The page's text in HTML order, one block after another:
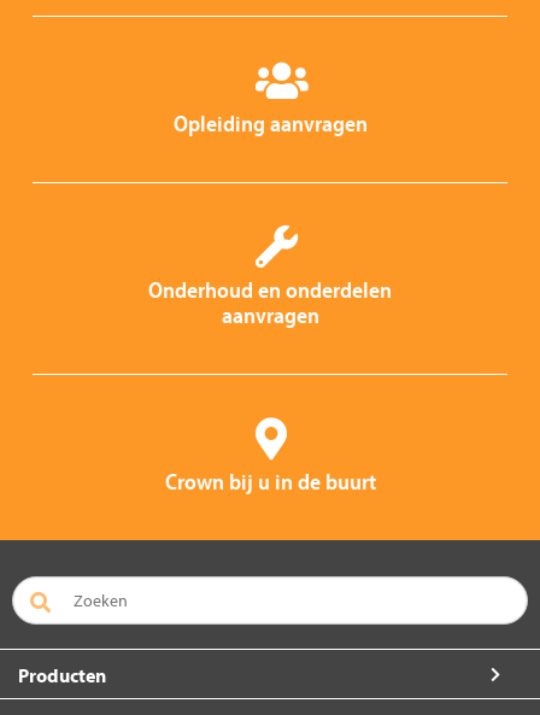
Opleiding aanvragen
Onderhoud en onderdelen
aanvragen
Crown bij u in de buurt
Producten